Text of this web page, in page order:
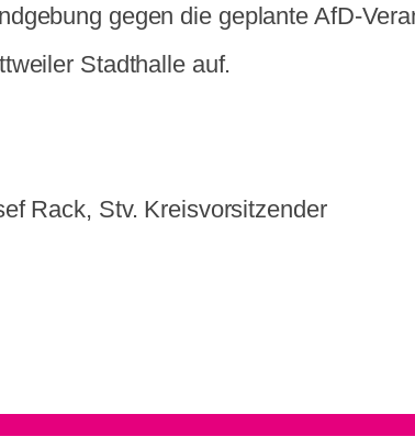
gegen die geplante AfD-
Stadthalle auf.
Rack, Stv. Kreisvorsitzender